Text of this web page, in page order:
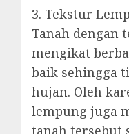
3. Tekstur
Tanah dengan
mengikat
baik sehingga
hujan. Oleh
lempung juga
tanah tersebut